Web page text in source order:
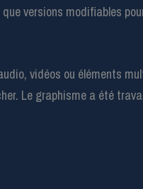
versions modifiables
vidéos ou éléments
Le graphisme a été